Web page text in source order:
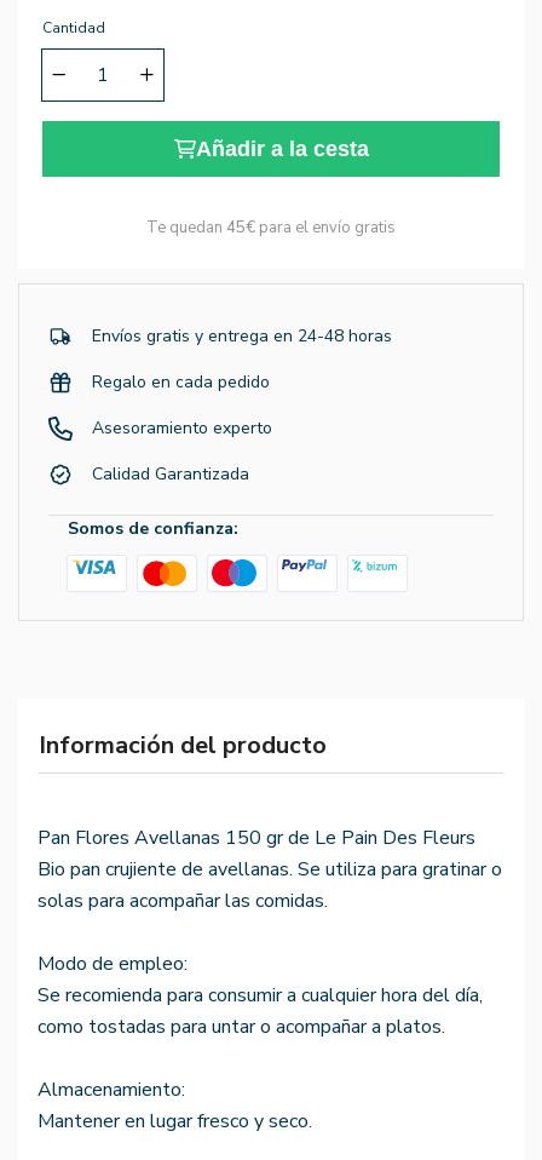
Cantidad
Añadir a la cesta
Te quedan 45€ para el envío gratis
Envíos gratis y entrega en 24-48 horas
Regalo en cada pedido
Asesoramiento experto
Calidad Garantizada
Somos de confianza:
Información del producto
Pan Flores Avellanas 150 gr de Le Pain Des Fleurs
Bio pan crujiente de avellanas. Se utiliza para gratinar o
solas para acompañar las comidas.
Modo de empleo:
Se recomienda para consumir a cualquier hora del día,
como tostadas para untar o acompañar a platos.
Almacenamiento:
Mantener en lugar fresco y seco.